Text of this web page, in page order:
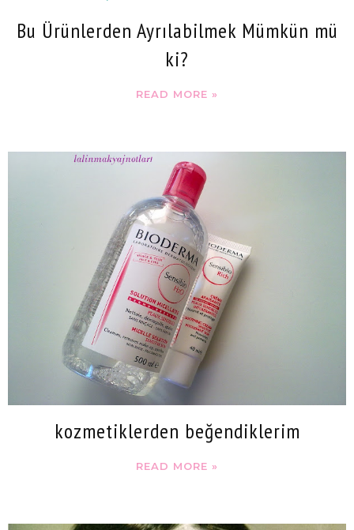
Bu Ürünlerden Ayrılabilmek Mümkün mü
ki?
READ MORE »
kozmetiklerden beğendiklerim
READ MORE »